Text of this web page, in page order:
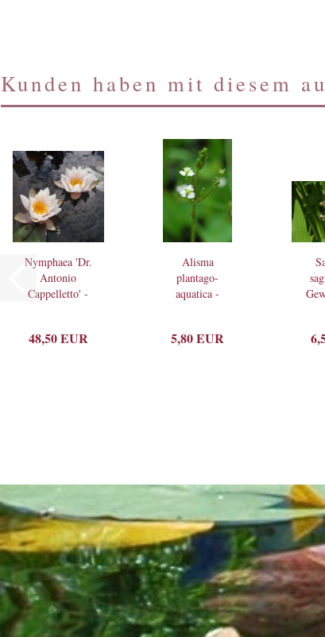
Kunden haben mit diesem
Nymphaea 'Dr.
Antonio
Cappelletto' -
48,50 EUR
Alisma
plantago-
aquatica -
5,80 EUR